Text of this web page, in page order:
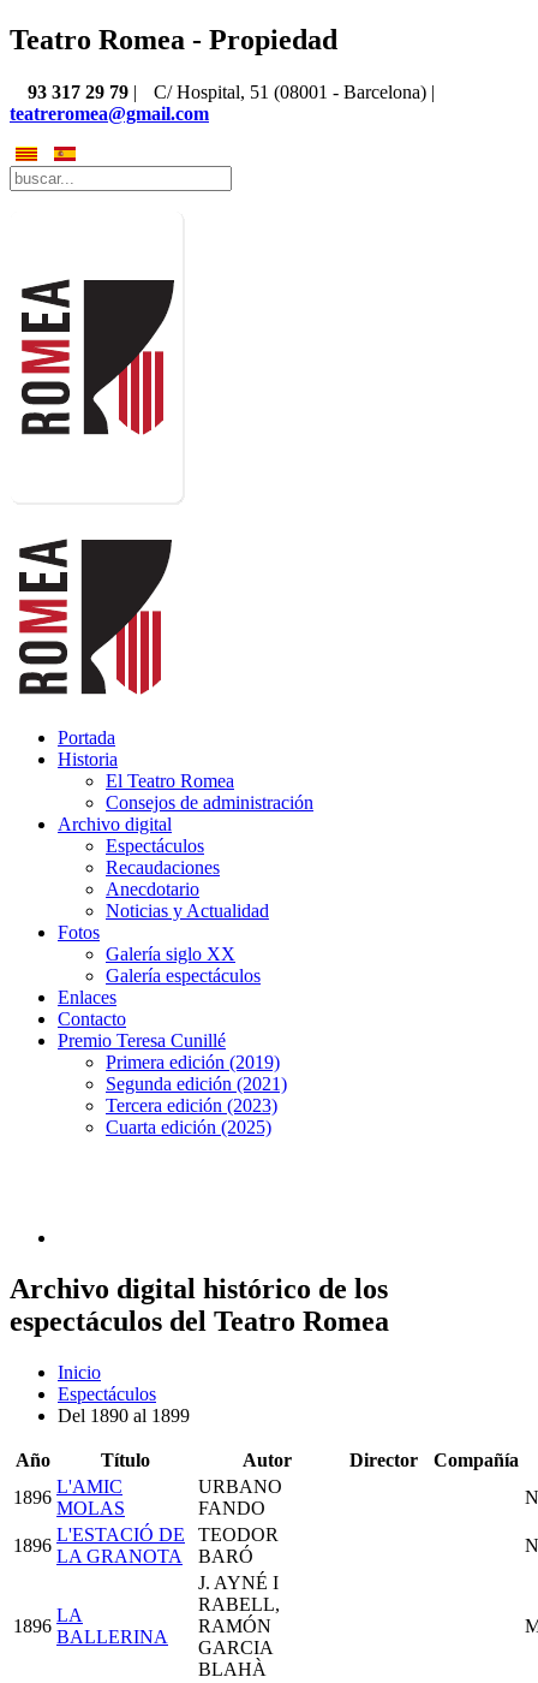
Teatro Romea - Propiedad
93 317 29 79 |
C/ Hospital, 51 (08001 - Barcelona) |
teatreromea@gmail.com
Portada
Historia
El Teatro Romea
Consejos de administración
Archivo digital
Espectáculos
Recaudaciones
Anecdotario
Noticias y Actualidad
Fotos
Galería siglo XX
Galería espectáculos
Enlaces
Contacto
Premio Teresa Cunillé
Primera edición (2019)
Segunda edición (2021)
Tercera edición (2023)
Cuarta edición (2025)
Archivo digital histórico de los
espectáculos del Teatro Romea
Inicio
Espectáculos
Del 1890 al 1899
Año Título Autor Director
Compañía
1896
L'AMIC
MOLAS
URBANO
FANDO
1896
L'ESTACIÓ DE
LA GRANOTA
TEODOR
BARÓ
1896
LA
BALLERINA
J. AYNÉ I
RABELL,
RAMÓN
GARCIA
BLAHÀ